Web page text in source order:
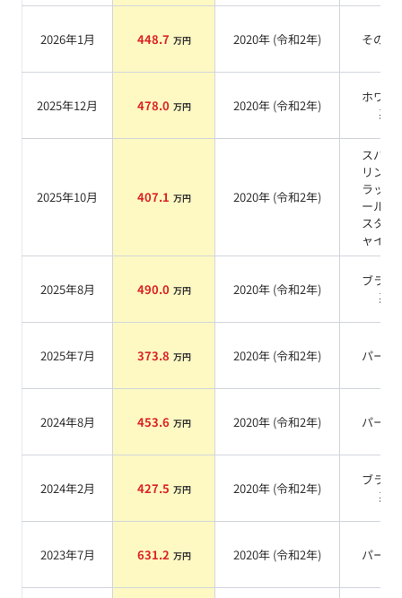
2026年1月 448.7 万円 2020年 (令和2年) その他
2025年12月 478.0 万円 2020年 (令和2年)
ホワイ
系
2025年10月 407.1 万円 2020年 (令和2年)
スパー
リング
ラック
ールク
スタル
ャイン
2025年8月 490.0 万円 2020年 (令和2年)
ブラッ
系
2025年7月 373.8 万円 2020年 (令和2年) パール
2024年8月 453.6 万円 2020年 (令和2年) パール
2024年2月 427.5 万円 2020年 (令和2年)
ブラッ
系
2023年7月 631.2 万円 2020年 (令和2年) パール